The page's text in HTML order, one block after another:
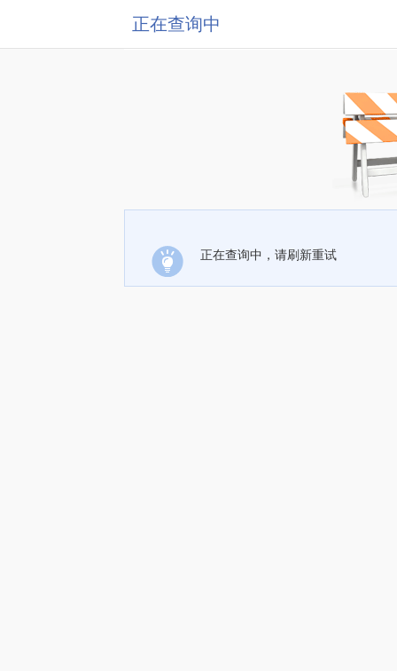
正在查询中
正在查询中，请刷新重试